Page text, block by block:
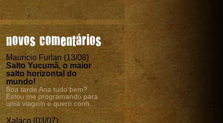
novos comentários
Maurício Furlan (13/08)
Salto Yucumã, o maior
salto horizontal do
mundo!
Boa tarde Ana tudo bem?
Estou me programando para
uma viagem e quero conh...
Xalaco (03/07)